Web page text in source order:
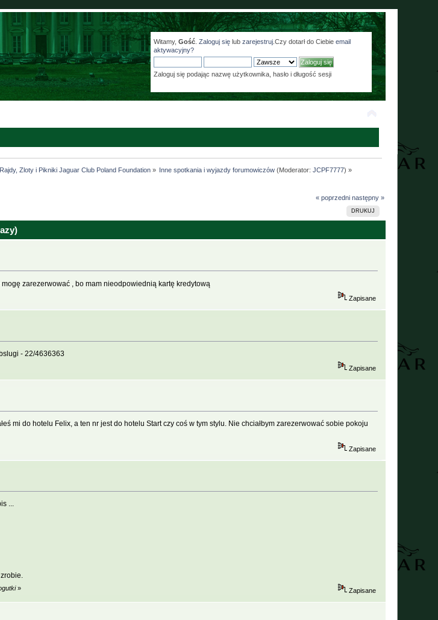
Witamy, Gość. Zaloguj sięlub zarejestruj.Czy dotarł do Ciebie email
aktywacyjny?
Zaloguj się podając nazwę użytkownika, hasło i długość sesji
Rajdy, Zloty i Pikniki Jaguar Club Poland Foundation » Inne spotkania i wyjazdy forumowiczów (Moderator:JCPF7777) »
« poprzedni następny »
DRUKUJ
zarezerwować , bo mam nieodpowiednią kartę kredytową
Zapisane
- 22/4636363
Zapisane
mi do hotelu Felix, a ten nr jest do hotelu Start czy coś w tym stylu. Nie chciałbym zarezerwować sobie pokoju
Zapisane
...
» Zapisane